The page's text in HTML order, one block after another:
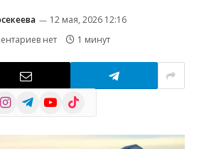
12 мая, 2026 12:16
нет 1 минут
InstagramTelegramYouTube
TikTok